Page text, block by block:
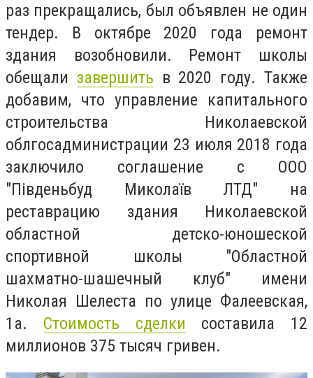
раз прекращались, был объявлен не один
тендер. В октябре 2020 года ремонт
здания возобновили. Ремонт школы
обещали завершить в 2020 году. Также
добавим, что управление капитального
строительства Николаевской
облгосадминистрации 23 июля 2018 года
заключило соглашение с ООО
"Південьбуд Миколаїв ЛТД" на
реставрацию здания Николаевской
областной детско-юношеской
спортивной школы "Областной
шахматно-шашечный клуб" имени
Николая Шелеста по улице Фалеевская,
1а. Стоимость сделки составила 12
миллионов 375 тысяч гривен.